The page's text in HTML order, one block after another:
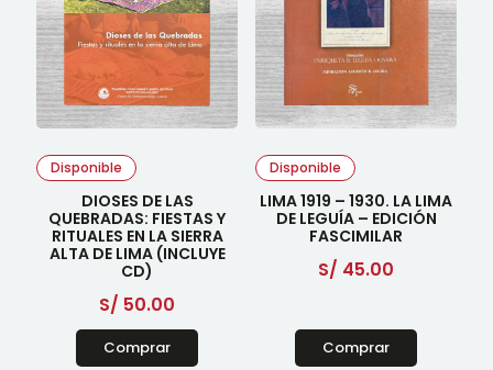
Disponible
DIOSES DE LAS
QUEBRADAS: FIESTAS Y
RITUALES EN LA SIERRA
ALTA DE LIMA (INCLUYE
CD)
S/ 50.00
Comprar
Disponible
LIMA 1919 – 1930. LA LIMA
DE LEGUÍA – EDICIÓN
FASCIMILAR
S/ 45.00
Comprar